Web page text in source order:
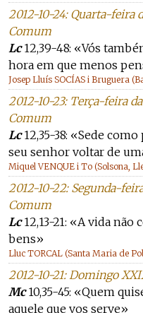
2012-10-24: Quarta-feira
Comum
Lc12,39-48: «Vós
hora em que menos
Josep Lluís SOCÍAS i Bruguera
2012-10-23: Terça-feira
Comum
Lc12,35-38: «Sede
seu senhor voltar de
Miquel VENQUE i To (Solsona,
2012-10-22: Segunda-
Comum
Lc12,13-21: «A vida não
bens»
Lluc TORCAL (Santa Maria de
2012-10-21: Domingo
Mc10,35-45: «Quem
aquele que vos serve»